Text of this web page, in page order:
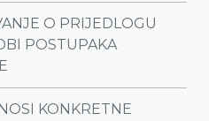
O PRIJEDLOGU
POSTUPAKA
KONKRETNE